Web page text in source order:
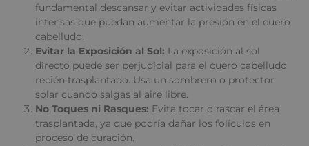
fundamental descansar y evitar actividades físicas
intensas que puedan aumentar la presión en el cuero
cabelludo.
Evitar la Exposición al Sol: La exposición al sol
directo puede ser perjudicial para el cuero cabelludo
recién trasplantado. Usa un sombrero o protector
solar cuando salgas al aire libre.
No Toques ni Rasques: Evita tocar o rascar el área
trasplantada, ya que podría dañar los folículos en
proceso de curación.